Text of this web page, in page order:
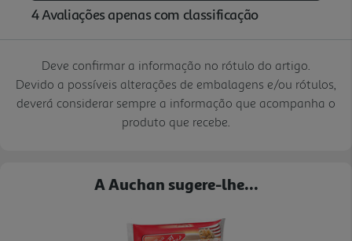
Deve confirmar a informação no rótulo do artigo.
Devido a possíveis alterações de embalagens e/ou rótulos,
deverá considerar sempre a informação que acompanha o
produto que recebe.
A Auchan sugere-lhe...